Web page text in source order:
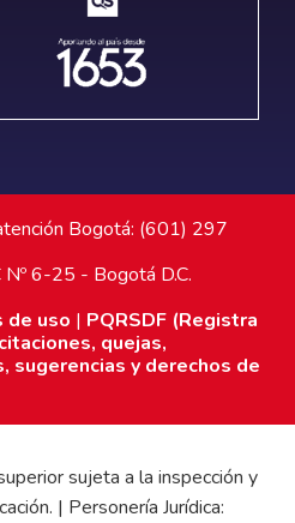
Bogotá: (601) 297
6-25 - Bogotá D.C.
de uso | PQRSDF (Registra
quejas,
sugerencias y derechos de
sujeta a la inspección y
| Personería Jurídica: